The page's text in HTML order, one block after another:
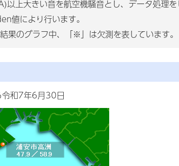
上大きい音を航空機騒音とし、データ処理を
値により行います。
果のグラフ中、「※」は欠測を表しています。
和7年6月30日